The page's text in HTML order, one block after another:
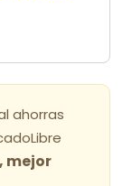
ahorras
mejor